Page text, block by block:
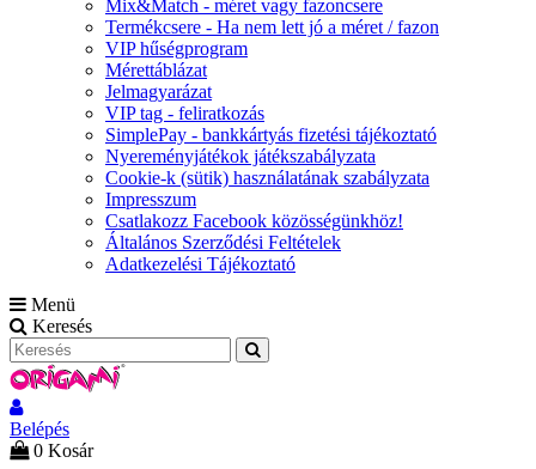
Mix&Match - méret vagy fazoncsere
Termékcsere - Ha nem lett jó a méret / fazon
VIP hűségprogram
Mérettáblázat
Jelmagyarázat
VIP tag - feliratkozás
SimplePay - bankkártyás fizetési tájékoztató
Nyereményjátékok játékszabályzata
Cookie-k (sütik) használatának szabályzata
Impresszum
Csatlakozz Facebook közösségünkhöz!
Általános Szerződési Feltételek
Adatkezelési Tájékoztató
Menü
Keresés
Belépés
0 Kosár